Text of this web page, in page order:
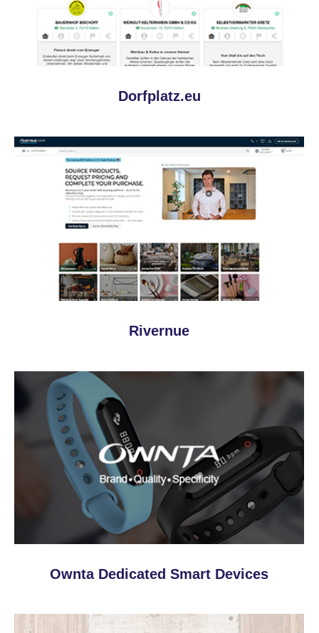
Dorfplatz.eu
Rivernue
Ownta Dedicated Smart Devices